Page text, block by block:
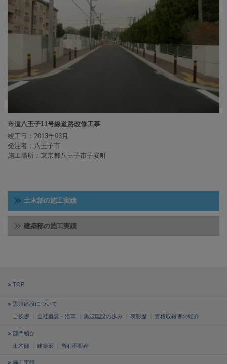
市道八王子11号線道路改修工事
竣工日：2013年03月
発注者：八王子市
施工場所：東京都八王子市子安町
土木部の施工実績
建築部の施工実績
TOP
黒須建設について
ご挨拶 会社概要・沿革 黒須建設の歩み 表彰歴 資格取得者の紹介
部門紹介
土木部 建築部 所有不動産
施工実績